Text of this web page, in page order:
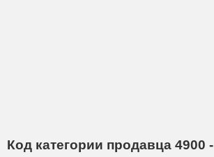
Код категории продавца 4900 -